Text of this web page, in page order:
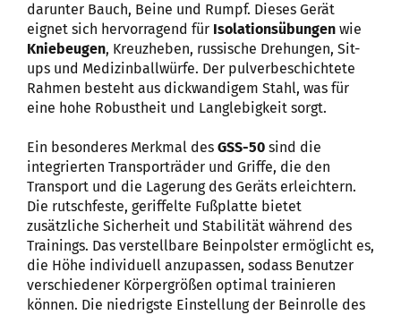
darunter Bauch, Beine und Rumpf. Dieses Gerät
eignet sich hervorragend für Isolationsübungen wie
Kniebeugen, Kreuzheben, russische Drehungen, Sit-
ups und Medizinballwürfe. Der pulverbeschichtete
Rahmen besteht aus dickwandigem Stahl, was für
eine hohe Robustheit und Langlebigkeit sorgt.
Ein besonderes Merkmal des GSS-50 sind die
integrierten Transporträder und Griffe, die den
Transport und die Lagerung des Geräts erleichtern.
Die rutschfeste, geriffelte Fußplatte bietet
zusätzliche Sicherheit und Stabilität während des
Trainings. Das verstellbare Beinpolster ermöglicht es,
die Höhe individuell anzupassen, sodass Benutzer
verschiedener Körpergrößen optimal trainieren
können. Die niedrigste Einstellung der Beinrolle des